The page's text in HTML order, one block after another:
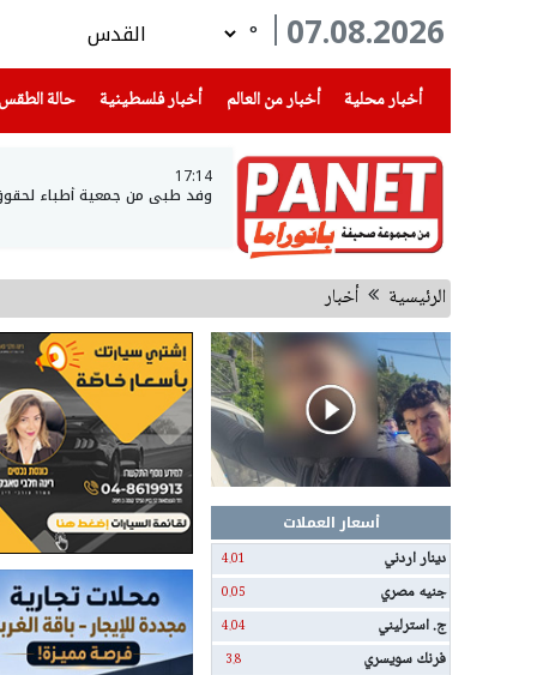
07.08.2026
°
أخبار محلية
(current) أخبار من العالم أخبار فلسطينية(current) حالة الطقس
17:14
وفد طبي من جمعية أطباء لحقوق
الرئيسية أخبار
أسعار العملات
دينار اردني
4.01
جنيه مصري 0.05
ج. استرليني 4.04
فرنك سويسري 3.8